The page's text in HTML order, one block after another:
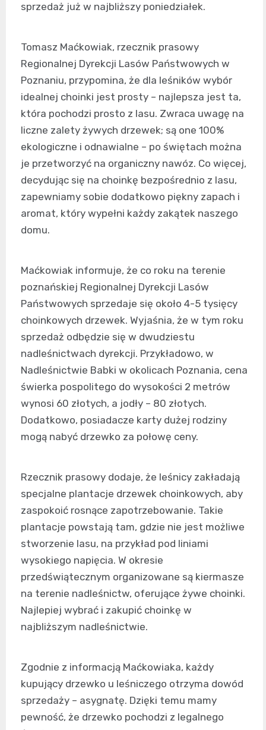
sprzedaż już w najbliższy poniedziałek.
Tomasz Maćkowiak, rzecznik prasowy
Regionalnej Dyrekcji Lasów Państwowych w
Poznaniu, przypomina, że dla leśników wybór
idealnej choinki jest prosty – najlepsza jest ta,
która pochodzi prosto z lasu. Zwraca uwagę na
liczne zalety żywych drzewek; są one 100%
ekologiczne i odnawialne – po świętach można
je przetworzyć na organiczny nawóz. Co więcej,
decydując się na choinkę bezpośrednio z lasu,
zapewniamy sobie dodatkowo piękny zapach i
aromat, który wypełni każdy zakątek naszego
domu.
Maćkowiak informuje, że co roku na terenie
poznańskiej Regionalnej Dyrekcji Lasów
Państwowych sprzedaje się około 4-5 tysięcy
choinkowych drzewek. Wyjaśnia, że w tym roku
sprzedaż odbędzie się w dwudziestu
nadleśnictwach dyrekcji. Przykładowo, w
Nadleśnictwie Babki w okolicach Poznania, cena
świerka pospolitego do wysokości 2 metrów
wynosi 60 złotych, a jodły – 80 złotych.
Dodatkowo, posiadacze karty dużej rodziny
mogą nabyć drzewko za połowę ceny.
Rzecznik prasowy dodaje, że leśnicy zakładają
specjalne plantacje drzewek choinkowych, aby
zaspokoić rosnące zapotrzebowanie. Takie
plantacje powstają tam, gdzie nie jest możliwe
stworzenie lasu, na przykład pod liniami
wysokiego napięcia. W okresie
przedświątecznym organizowane są kiermasze
na terenie nadleśnictw, oferujące żywe choinki.
Najlepiej wybrać i zakupić choinkę w
najbliższym nadleśnictwie.
Zgodnie z informacją Maćkowiaka, każdy
kupujący drzewko u leśniczego otrzyma dowód
sprzedaży – asygnatę. Dzięki temu mamy
pewność, że drzewko pochodzi z legalnego